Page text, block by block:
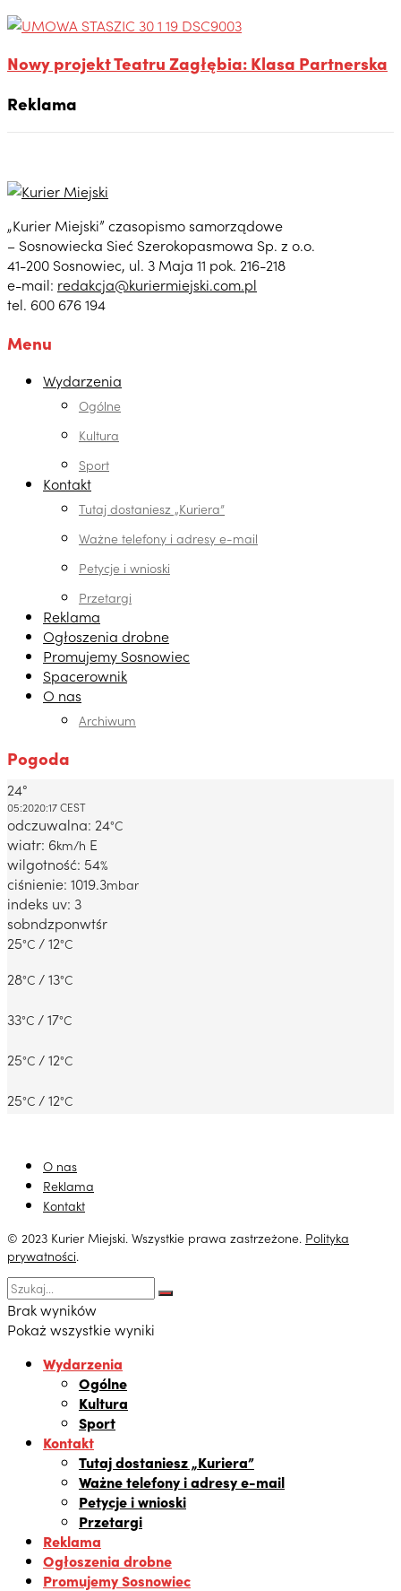
Nowy projekt Teatru Zagłębia: Klasa Partnerska
Reklama
„Kurier Miejski” czasopismo samorządowe
– Sosnowiecka Sieć Szerokopasmowa Sp. z o.o.
41-200 Sosnowiec, ul. 3 Maja 11 pok. 216-218
e-mail: redakcja@kuriermiejski.com.pl
tel. 600 676 194
Menu
Wydarzenia
Ogólne
Kultura
Sport
Kontakt
Tutaj dostaniesz „Kuriera”
Ważne telefony i adresy e-mail
Petycje i wnioski
Przetargi
Reklama
Ogłoszenia drobne
Promujemy Sosnowiec
Spacerownik
O nas
Archiwum
Pogoda
Dabrowa Gornicza, PL
24°
05:2020:17 CEST
odczuwalna: 24°C
wiatr: 6km/h E
wilgotność: 54%
ciśnienie: 1019.3mbar
indeks uv: 3
sobndzponwtśr
25°C / 12°C
28°C / 13°C
33°C / 17°C
25°C / 12°C
25°C / 12°C
O nas
Reklama
Kontakt
© 2023 Kurier Miejski. Wszystkie prawa zastrzeżone. Polityka
prywatności.
Brak wyników
Pokaż wszystkie wyniki
Wydarzenia
Ogólne
Kultura
Sport
Kontakt
Tutaj dostaniesz „Kuriera”
Ważne telefony i adresy e-mail
Petycje i wnioski
Przetargi
Reklama
Ogłoszenia drobne
Promujemy Sosnowiec